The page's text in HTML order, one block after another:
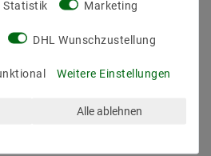
Touchlink unterstützen
Zigbee-Fernbedienungen
Statistik Marketing
DHL Wunschzustellung
Weitere Einstellungen
Alle ablehnen